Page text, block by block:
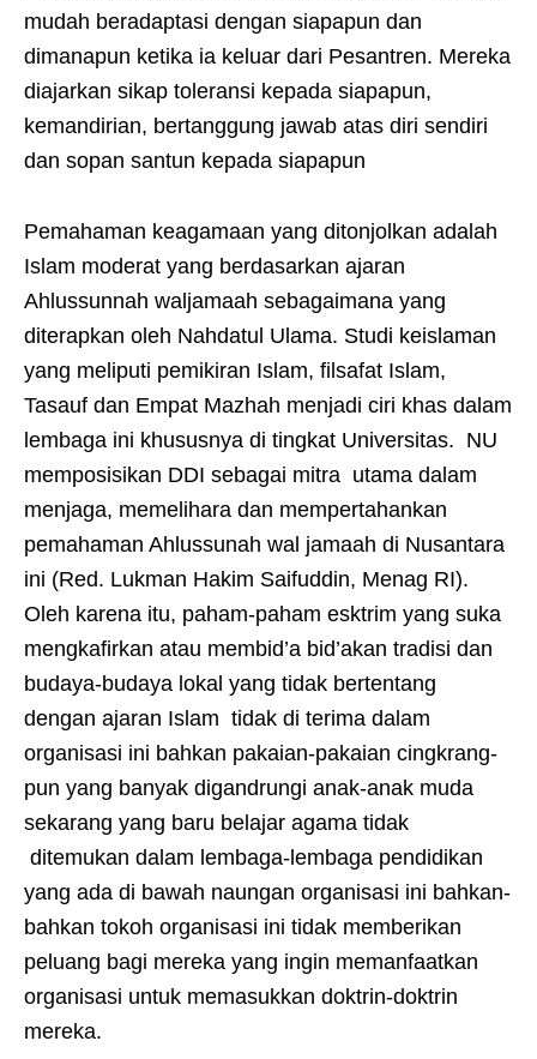
mudah beradaptasi dengan siapapun dan
dimanapun ketika ia keluar dari Pesantren. Mereka
diajarkan sikap toleransi kepada siapapun,
kemandirian, bertanggung jawab atas diri sendiri
dan sopan santun kepada siapapun
Pemahaman keagamaan yang ditonjolkan adalah
Islam moderat yang berdasarkan ajaran
Ahlussunnah waljamaah sebagaimana yang
diterapkan oleh Nahdatul Ulama. Studi keislaman
yang meliputi pemikiran Islam, filsafat Islam,
Tasauf dan Empat Mazhah menjadi ciri khas dalam
lembaga ini khususnya di tingkat Universitas. NU
memposisikan DDI sebagai mitra utama dalam
menjaga, memelihara dan mempertahankan
pemahaman Ahlussunah wal jamaah di Nusantara
ini (Red. Lukman Hakim Saifuddin, Menag RI).
Oleh karena itu, paham-paham esktrim yang suka
mengkafirkan atau membid’a bid’akan tradisi dan
budaya-budaya lokal yang tidak bertentang
dengan ajaran Islam tidak di terima dalam
organisasi ini bahkan pakaian-pakaian cingkrang-
pun yang banyak digandrungi anak-anak muda
sekarang yang baru belajar agama tidak
ditemukan dalam lembaga-lembaga pendidikan
yang ada di bawah naungan organisasi ini bahkan-
bahkan tokoh organisasi ini tidak memberikan
peluang bagi mereka yang ingin memanfaatkan
organisasi untuk memasukkan doktrin-doktrin
mereka.